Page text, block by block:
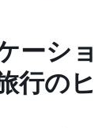
ーショ
行のヒ